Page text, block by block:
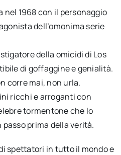
nel 1968 con il personaggio
dell’omonima serie
della omicidi di Los
di goffaggine e genialità.
corre mai, non urla.
ricchi e arroganti con
tormentone che lo
prima della verità.
spettatori in tutto il mondo e